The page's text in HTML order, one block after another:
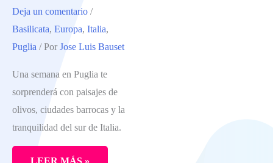
7
DÍAS
(ITINERARIO
Deja un comentario /
Basilicata, Europa, Italia,
Puglia / Por Jose Luis Bauset
Una semana en Puglia te
sorprenderá con paisajes de
olivos, ciudades barrocas y la
tranquilidad del sur de Italia.
LEER MÁS »